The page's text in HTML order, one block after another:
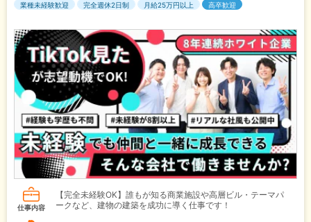
業種未経験歓迎
完全週休2日制 月給25万円以上 高卒歓迎
仕事内容
【完全未経験OK】誰もが知る商業施設や高層ビル・テーマパ
ークなど、建物の建築を成功に導く仕事です！